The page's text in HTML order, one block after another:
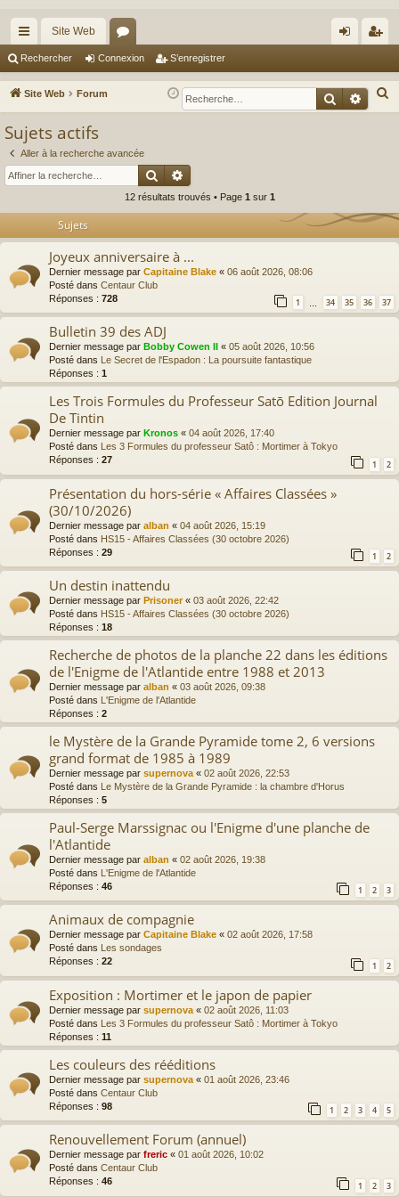
cc
ès
ra
pi
de
Site Web
or
u
m
ne
xi
nr
eg
Rechercher Connexion S’enregistrer
Site Web Forum
e
Sujets actifs
Aller à la recherche avancée
Rechercher
12 résultats trouvés • Page 1 sur 1
Sujets
Joyeux anniversaire à ...
Dernier message par Capitaine Blake « 06 août 2026, 08:06
Posté dans Centaur Club
Réponses : 728 1 … 34 35 36 37
Bulletin 39 des ADJ
Dernier message par Bobby Cowen II « 05 août 2026, 10:56
Posté dans Le Secret de l'Espadon : La poursuite fantastique
Réponses : 1
Les Trois Formules du Professeur Satō Edition Journal
De Tintin
Dernier message par Kronos « 04 août 2026, 17:40
Posté dans Les 3 Formules du professeur Satô : Mortimer à Tokyo
Réponses : 27 1 2
Présentation du hors-série « Affaires Classées »
(30/10/2026)
Dernier message par alban « 04 août 2026, 15:19
Posté dans HS15 - Affaires Classées (30 octobre 2026)
Réponses : 29 1 2
Un destin inattendu
Dernier message par Prisoner« 03 août 2026, 22:42
Posté dans HS15 - Affaires Classées (30 octobre 2026)
Réponses : 18
Recherche de photos de la planche 22 dans les éditions
de l'Enigme de l'Atlantide entre 1988 et 2013
Dernier message par alban « 03 août 2026, 09:38
Posté dans L'Enigme de l'Atlantide
Réponses : 2
le Mystère de la Grande Pyramide tome 2, 6 versions
grand format de 1985 à 1989
Dernier message par supernova « 02 août 2026, 22:53
Posté dans Le Mystère de la Grande Pyramide : la chambre d'Horus
Réponses : 5
Paul-Serge Marssignac ou l'Enigme d'une planche de
l'Atlantide
Dernier message par alban « 02 août 2026, 19:38
Posté dans L'Enigme de l'Atlantide
Réponses : 46 1 2 3
Animaux de compagnie
Dernier message par Capitaine Blake « 02 août 2026, 17:58
Posté dans
Les sondages
Réponses : 22 1 2
Exposition : Mortimer et le japon de papier
Dernier message par supernova « 02 août 2026, 11:03
Posté dans Les 3 Formules du professeur Satô : Mortimer à Tokyo
Réponses : 11
Les couleurs des rééditions
Dernier message par supernova « 01 août 2026, 23:46
Posté dans Centaur Club
Réponses : 98 1 2 3 4 5
Renouvellement Forum (annuel)
Dernier message par freric « 01 août 2026, 10:02
Posté dans Centaur Club
Réponses : 46 1 2 3